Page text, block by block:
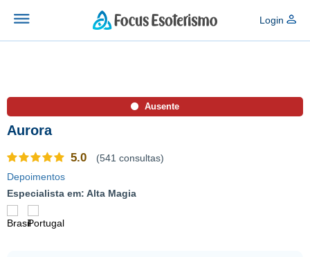
Login
Ausente
Aurora
5.0
(541 consultas)
Depoimentos
Especialista em: Alta Magia